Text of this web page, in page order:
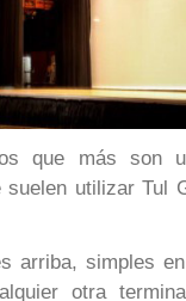
que más son
utilizar Tul
arriba, simples
otra